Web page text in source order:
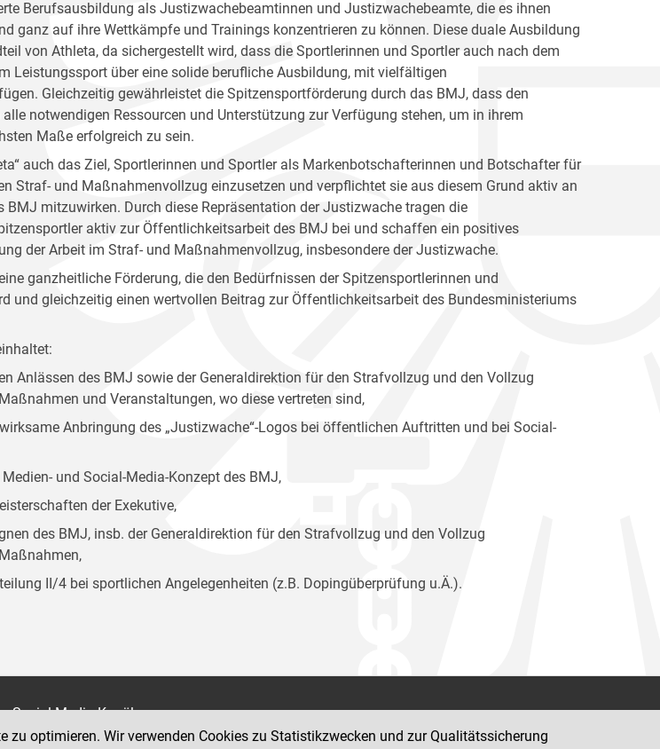
Berufsausbildung als Justizwachebeamtinnen und Justizwachebeamte, die es ihnen
ganz auf ihre Wettkämpfe und Trainings konzentrieren zu können. Diese duale Ausbildung
von Athleta, da sichergestellt wird, dass die Sportlerinnen und Sportler auch nach dem
Leistungssport über eine solide berufliche Ausbildung, mit vielfältigen
Gleichzeitig gewährleistet die Spitzensportförderung durch das BMJ, dass den
notwendigen Ressourcen und Unterstützung zur Verfügung stehen, um in ihrem
Maße erfolgreich zu sein.
auch das Ziel, Sportlerinnen und Sportler als Markenbotschafterinnen und Botschafter für
Straf- und Maßnahmenvollzug einzusetzen und verpflichtet sie aus diesem Grund aktiv an
BMJ mitzuwirken. Durch diese Repräsentation der Justizwache tragen die
aktiv zur Öffentlichkeitsarbeit des BMJ bei und schaffen ein positives
der Arbeit im Straf- und Maßnahmenvollzug, insbesondere der Justizwache.
ganzheitliche Förderung, die den Bedürfnissen der Spitzensportlerinnen und
und gleichzeitig einen wertvollen Beitrag zur Öffentlichkeitsarbeit des Bundesministeriums
Anlässen des BMJ sowie der Generaldirektion für den Strafvollzug und den Vollzug
und Veranstaltungen, wo diese vertreten sind,
Anbringung des „Justizwache“-Logos bei öffentlichen Auftritten und bei Social-
und Social-Media-Konzept des BMJ,
der Exekutive,
des BMJ, insb. der Generaldirektion für den Strafvollzug und den Vollzug
II/4 bei sportlichen Angelegenheiten (z.B. Dopingüberprüfung u.Ä.).
Social Media Kanäle
der Justiz und des BMJ
zu optimieren. Wir verwenden Cookies zu Statistikzwecken und zur Qualitätssicherung